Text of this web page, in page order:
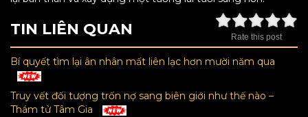
Rate this post
TIN LIÊN QUAN
Bí quyết tìm lại ân nhân mất liên lạc hơn mười năm qua
Truy vết đối tượng trốn nợ sang biên giới như thế nào –
Thám tử Tâm Gia